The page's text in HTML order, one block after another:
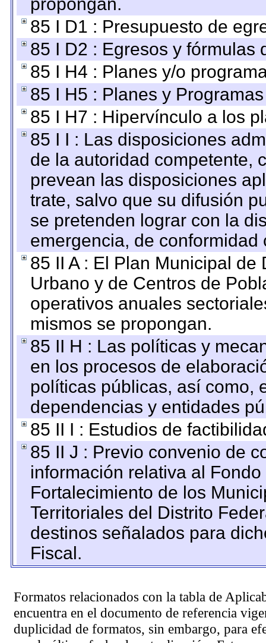
85 I D1 : Presupuesto de
85 I D2 : Egresos y fórmulas
85 I H4 : Planes y/o
85 I H5 : Planes y
85 I H7 : Hipervínculo a los
85 I I : Las disposiciones
de la autoridad competente,
prevean las disposiciones
trate, salvo que su difusión
se pretenden lograr con la
emergencia, de
85 II A : El Plan Municipal
Urbano y de Centros de
operativos anuales
mismos se propongan.
85 II H : Las políticas y
en los procesos de
políticas públicas, así como,
dependencias y entidades
85 II I : Estudios de
85 II J : Previo convenio de
información relativa al
Fortalecimiento de los
Territoriales del Distrito
destinos señalados para
Fiscal.
Formatos relacionados con la tabla de
encuentra en el documento de referencia
duplicidad de formatos, sin embargo, para